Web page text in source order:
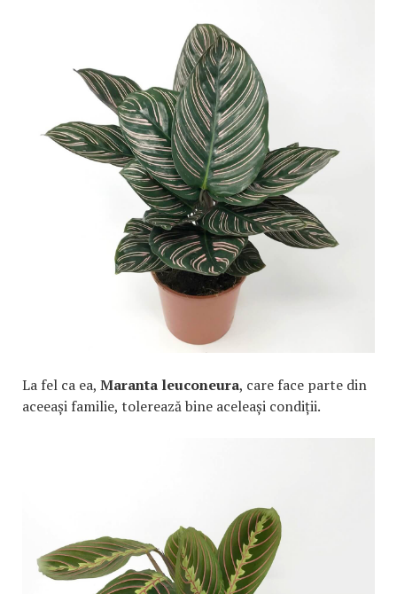
La fel ca ea, Maranta leuconeura, care face parte din
aceeași familie, tolerează bine aceleași condiții.